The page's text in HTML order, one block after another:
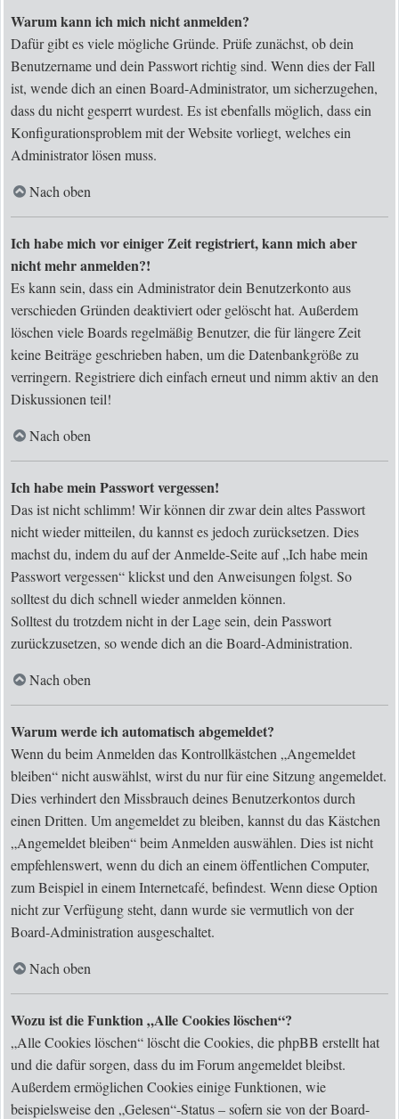
Warum kann ich mich nicht anmelden?
Dafür gibt es viele mögliche Gründe. Prüfe zunächst, ob dein
Benutzername und dein Passwort richtig sind. Wenn dies der Fall
ist, wende dich an einen Board-Administrator, um sicherzugehen,
dass du nicht gesperrt wurdest. Es ist ebenfalls möglich, dass ein
Konfigurationsproblem mit der Website vorliegt, welches ein
Administrator lösen muss.
Nach oben
Ich habe mich vor einiger Zeit registriert, kann mich aber
nicht mehr anmelden?!
Es kann sein, dass ein Administrator dein Benutzerkonto aus
verschieden Gründen deaktiviert oder gelöscht hat. Außerdem
löschen viele Boards regelmäßig Benutzer, die für längere Zeit
keine Beiträge geschrieben haben, um die Datenbankgröße zu
verringern. Registriere dich einfach erneut und nimm aktiv an den
Diskussionen teil!
Nach oben
Ich habe mein Passwort vergessen!
Das ist nicht schlimm! Wir können dir zwar dein altes Passwort
nicht wieder mitteilen, du kannst es jedoch zurücksetzen. Dies
machst du, indem du auf der Anmelde-Seite auf „Ich habe mein
Passwort vergessen“ klickst und den Anweisungen folgst. So
solltest du dich schnell wieder anmelden können.
Solltest du trotzdem nicht in der Lage sein, dein Passwort
zurückzusetzen, so wende dich an die Board-Administration.
Nach oben
Warum werde ich automatisch abgemeldet?
Wenn du beim Anmelden das Kontrollkästchen „Angemeldet
bleiben“ nicht auswählst, wirst du nur für eine Sitzung angemeldet.
Dies verhindert den Missbrauch deines Benutzerkontos durch
einen Dritten. Um angemeldet zu bleiben, kannst du das Kästchen
„Angemeldet bleiben“ beim Anmelden auswählen. Dies ist nicht
empfehlenswert, wenn du dich an einem öffentlichen Computer,
zum Beispiel in einem Internetcafé, befindest. Wenn diese Option
nicht zur Verfügung steht, dann wurde sie vermutlich von der
Board-Administration ausgeschaltet.
Nach oben
Wozu ist die Funktion „Alle Cookies löschen“?
„Alle Cookies löschen“ löscht die Cookies, die phpBB erstellt hat
und die dafür sorgen, dass du im Forum angemeldet bleibst.
Außerdem ermöglichen Cookies einige Funktionen, wie
beispielsweise den „Gelesen“-Status – sofern sie von der Board-